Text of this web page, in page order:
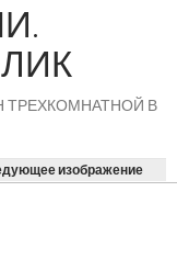
ТРЕХКОМНАТНОЙ В
изображение